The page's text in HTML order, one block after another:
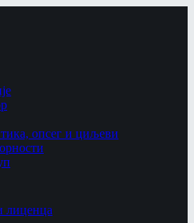
опсег и циљеви
лиценца